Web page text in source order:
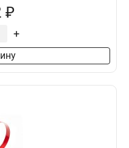
₽
+